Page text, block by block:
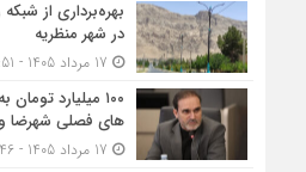
بهره‌برداری از
در شهر منظریه
۱۰۰ میلیارد
های فصلی شهرضا